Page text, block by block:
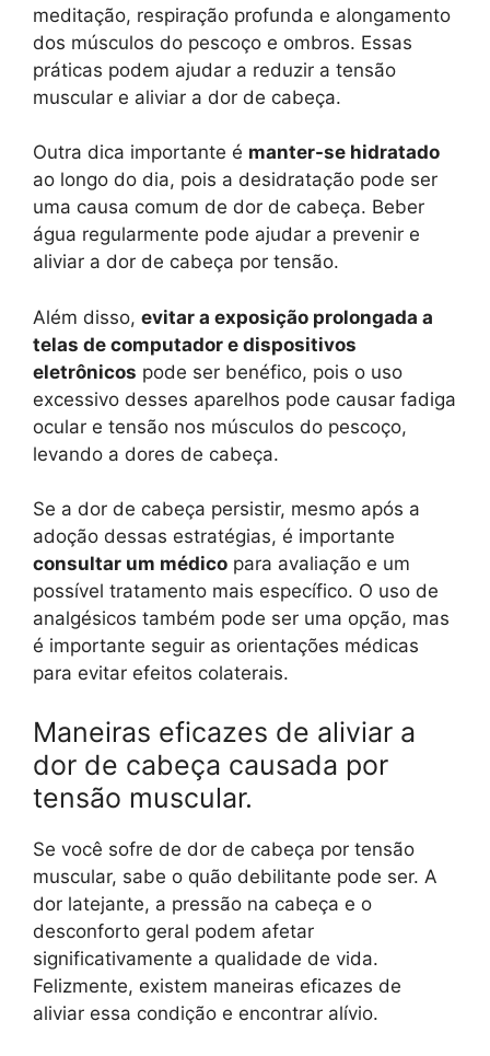
meditação, respiração profunda e alongamento
dos músculos do pescoço e ombros. Essas
práticas podem ajudar a reduzir a tensão
muscular e aliviar a dor de cabeça.
Outra dica importante é manter-se hidratado
ao longo do dia, pois a desidratação pode ser
uma causa comum de dor de cabeça. Beber
água regularmente pode ajudar a prevenir e
aliviar a dor de cabeça por tensão.
Além disso, evitar a exposição prolongada a
telas de computador e dispositivos
eletrônicos pode ser benéfico, pois o uso
excessivo desses aparelhos pode causar fadiga
ocular e tensão nos músculos do pescoço,
levando a dores de cabeça.
Se a dor de cabeça persistir, mesmo após a
adoção dessas estratégias, é importante
consultar um médico para avaliação e um
possível tratamento mais específico. O uso de
analgésicos também pode ser uma opção, mas
é importante seguir as orientações médicas
para evitar efeitos colaterais.
Maneiras eficazes de aliviar a
dor de cabeça causada por
tensão muscular.
Se você sofre de dor de cabeça por tensão
muscular, sabe o quão debilitante pode ser. A
dor latejante, a pressão na cabeça e o
desconforto geral podem afetar
significativamente a qualidade de vida.
Felizmente, existem maneiras eficazes de
aliviar essa condição e encontrar alívio.